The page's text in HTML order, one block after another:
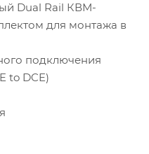
Dual Rail КВМ-
для монтажа в
подключения
to DCE)